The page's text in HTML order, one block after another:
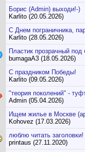
Борис (Admin) выходи!-)
Karlito (20.05.2026)
С Днем пограничника,
Karlito (28.05.2026)
Пластик прозрачный под
bumagaA3 (18.05.2026)
С праздником Победы!
Karlito (09.05.2026)
"теория поколений" -
Admin (05.04.2026)
Ищем жилье в Москве
Kohovez (17.03.2026)
люблю читать заголовки!
printaus (27.11.2020)